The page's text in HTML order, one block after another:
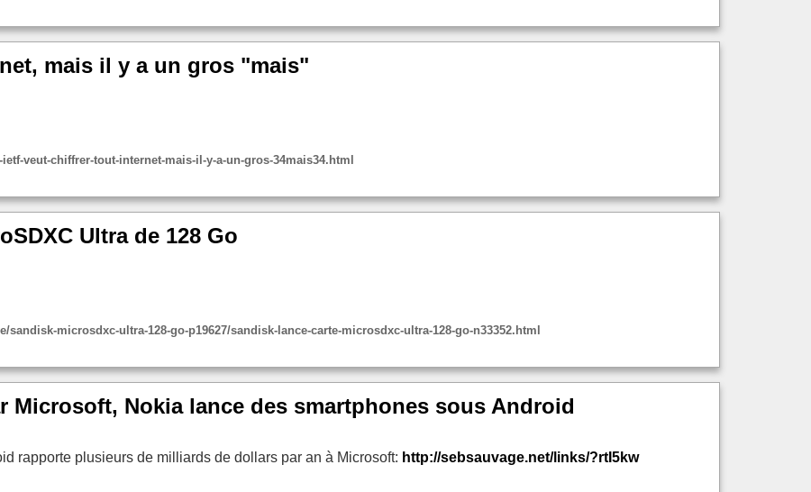
mais il y a un gros "mais"
veut-chiffrer-tout-internet-mais-il-y-a-un-gros-34mais34.html
Ultra de 128 Go
microsdxc-ultra-128-go-p19627/sandisk-lance-carte-microsdxc-ultra-128-go-n33352.html
Microsoft, Nokia lance des smartphones sous Android
rapporte plusieurs de milliards de dollars par an à Microsoft: http://sebsauvage.net/links/?rtI5kw